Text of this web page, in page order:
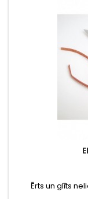
Ērts un glīts